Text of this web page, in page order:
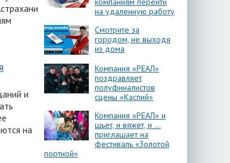
и
на
на удаленную работу
Смотрите за
городом, не выходя
из дома
Компания «РЕАЛ»
поздравляет
полуфиналистов
сцены «Каспий»
Компания «РЕАЛ» и
шьет, и вяжет, и …
приглашает на
фестиваль «Золотой
портной»